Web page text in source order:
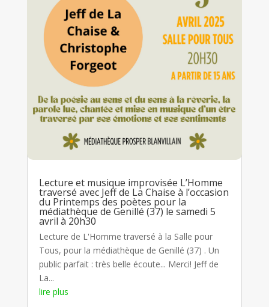
Lecture et musique improvisée L’Homme
traversé avec Jeff de La Chaise à l’occasion
du Printemps des poètes pour la
médiathèque de Genillé (37) le samedi 5
avril à 20h30
Lecture de L'Homme traversé à la Salle pour
Tous, pour la médiathèque de Genillé (37) . Un
public parfait : très belle écoute... Merci! Jeff de
La...
lire plus